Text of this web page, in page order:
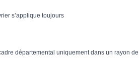
s’applique toujours
départemental uniquement dans un rayon